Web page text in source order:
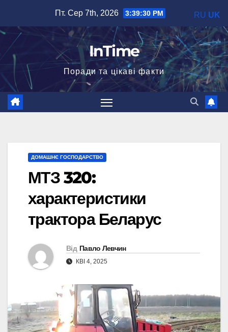
вмісту
Пт. Сер 7th, 2026 3:39:31 PM
InTime
Поради та цікаві факти
ДОМАШНЄ ГОСПОДАРСТВО
МТЗ 320:
характеристики
трактора Беларус
Від Павло Левчин
КВІ 4, 2025
RU UK